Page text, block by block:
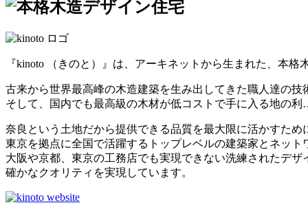
『kinoto （きのと）』は、アーキネットから生まれた、本格
古来から世界最高峰の木造建築を生み出してきた職人達の技
そして、国内でも最高級の木材が低コストで手に入る地の
奈良という土地だから提供できる品質を最大限に活かすため
東京を拠点に全国で活躍するトップレベルの建築家とネット
大阪や京都、東京の工務店でも実現できない洗練されたデザ
確かなクオリティを実現しています。